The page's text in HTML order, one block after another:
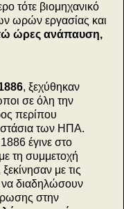
τότε βιομηχανικό
ωρών εργασίας και
ώρες ανάπαυση,
, ξεχύθηκαν
σε όλη την
περίπου
των ΗΠΑ.
έγινε στο
τη συμμετοχή
με τις
να διαδηλώσουν
στην